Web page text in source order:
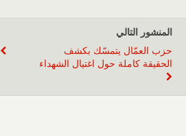
المنشور التالي
حزب العمّال يتمسّك بكشف
الحقيقة كاملة حول اغتيال الشهداء